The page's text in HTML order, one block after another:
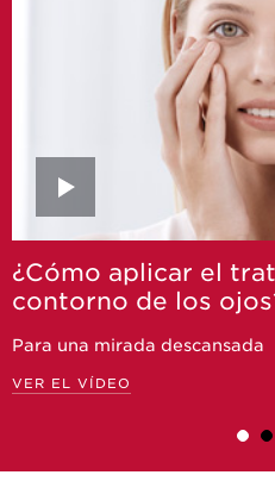
¿Cómo aplicar el
contorno de los
Para una mirada descansada
VER EL VÍDEO